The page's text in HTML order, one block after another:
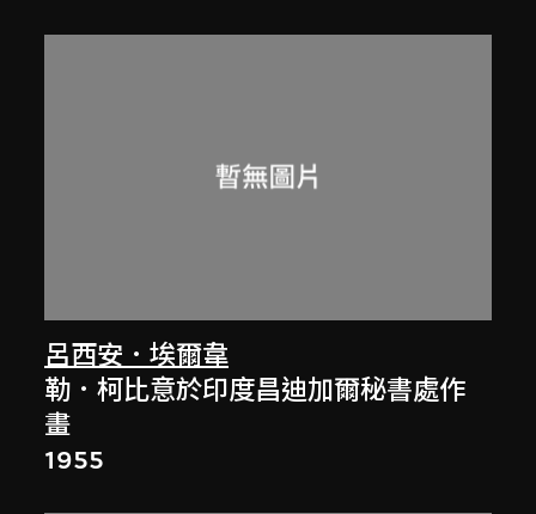
呂西安．埃爾韋
勒．柯比意於印度昌迪加爾秘書處作
畫
1955